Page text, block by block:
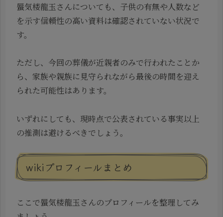
蜃気楼龍玉さんについても、子供の有無や人数など
を示す信頼性の高い資料は確認されていない状況で
す。
ただし、今回の葬儀が近親者のみで行われたことか
ら、家族や親族に見守られながら最後の時間を迎え
られた可能性はあります。
いずれにしても、現時点で公表されている事実以上
の推測は避けるべきでしょう。
wikiプロフィールまとめ
ここで蜃気楼龍玉さんのプロフィールを整理してみ